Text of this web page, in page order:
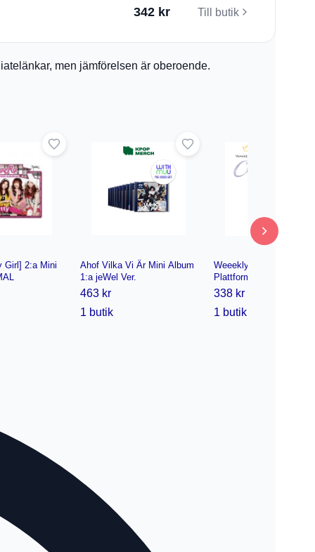
342 kr Till butik
men jämförelsen är oberoende.
Girl] 2:a Mini
Ahof Vilka Vi Är Mini Album
1:a jeWel Ver.
463 kr
1 butik
Weeekly [ColoRise]
Plattform Ver. 1ea
338 kr
1 butik